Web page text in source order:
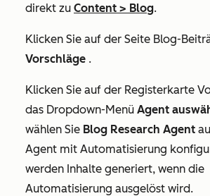
direkt zu Content > Blog.
Klicken Sie auf der Seite Blog-
Vorschläge .
Klicken Sie auf der Registerkarte
das Dropdown-Menü Agent
wählen Sie Blog Research Agent
Agent mit Automatisierung
werden Inhalte generiert, wenn die
Automatisierung ausgelöst wird.